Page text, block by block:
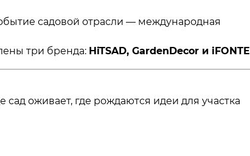
садовой отрасли — международная
три бренда: HiTSAD, GardenDecor и iFONTE
оживает, где рождаются идеи для участка